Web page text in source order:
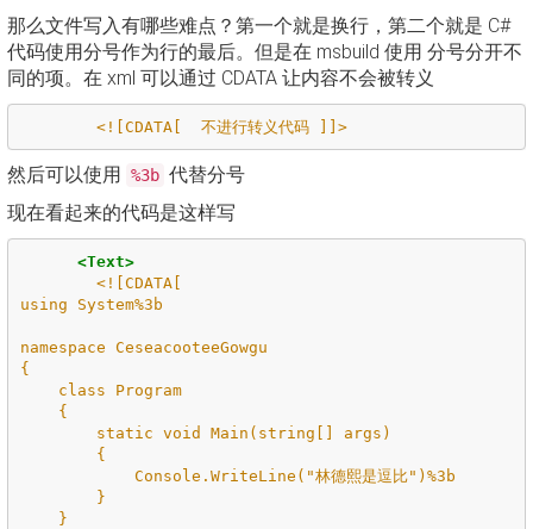
那么文件写入有哪些难点？第一个就是换行，第二个就是 C#
代码使用分号作为行的最后。但是在 msbuild 使用 分号分开不
同的项。在 xml 可以通过 CDATA 让内容不会被转义
<![CDATA[  不进行转义代码 ]]>
然后可以使用 %3b 代替分号
现在看起来的代码是这样写
<Text>
<![CDATA[
using System%3b
namespace CeseacooteeGowgu
{